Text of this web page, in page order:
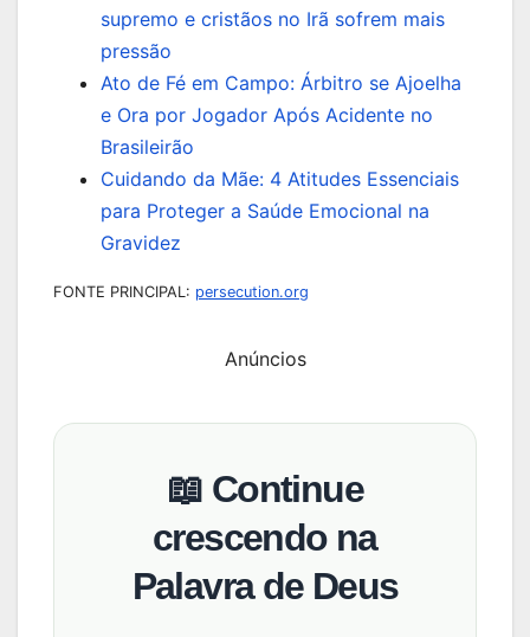
supremo e cristãos no Irã sofrem mais
pressão
Ato de Fé em Campo: Árbitro se Ajoelha
e Ora por Jogador Após Acidente no
Brasileirão
Cuidando da Mãe: 4 Atitudes Essenciais
para Proteger a Saúde Emocional na
Gravidez
FONTE PRINCIPAL: persecution.org
Anúncios
📖 Continue
crescendo na
Palavra de Deus